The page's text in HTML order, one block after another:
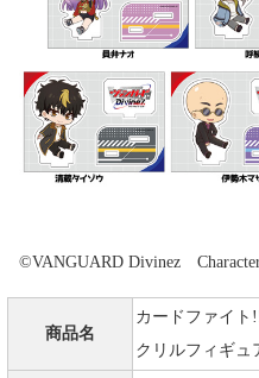
©VANGUARD Divinez
商品名
カードファイト
クリルフィギュ